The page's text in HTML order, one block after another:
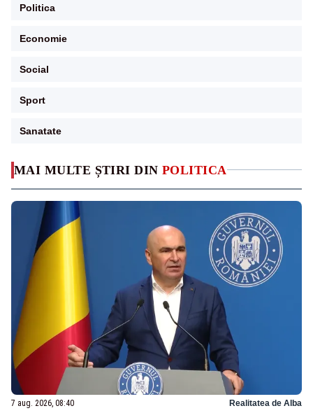
MAI MULTE ȘTIRI DIN POLITICA
7 aug. 2026, 08:40 Realitatea de Alba
Politica
Economie
Social
Sport
Sanatate